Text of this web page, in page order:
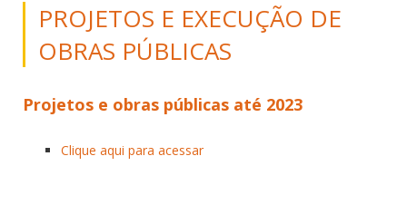
PROJETOS E EXECUÇÃO DE
OBRAS PÚBLICAS
Projetos e obras públicas até 2023
Clique aqui para acessar